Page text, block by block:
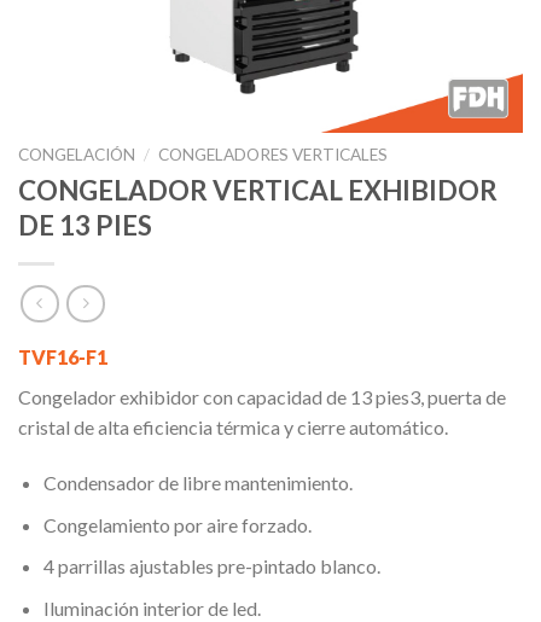
CONGELACIÓN / CONGELADORES VERTICALES
CONGELADOR VERTICAL EXHIBIDOR
DE 13 PIES
TVF16-F1
Congelador exhibidor con capacidad de 13 pies3, puerta de
cristal de alta eficiencia térmica y cierre automático.
Condensador de libre mantenimiento.
Congelamiento por aire forzado.
4 parrillas ajustables pre-pintado blanco.
Iluminación interior de led.